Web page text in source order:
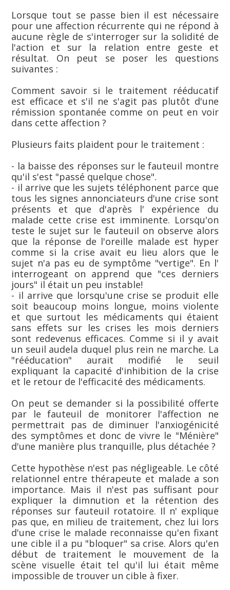
Lorsque tout se passe bien il est nécessaire
pour une affection récurrente qui ne répond à
aucune règle de s'interroger sur la solidité de
l'action et sur la relation entre geste et
résultat. On peut se poser les questions
suivantes :
Comment savoir si le traitement rééducatif
est efficace et s'il ne s'agit pas plutôt d'une
rémission spontanée comme on peut en voir
dans cette affection ?
Plusieurs faits plaident pour le traitement :
- la baisse des réponses sur le fauteuil montre
qu'il s'est "passé quelque chose".
- il arrive que les sujets téléphonent parce que
tous les signes annonciateurs d'une crise sont
présents et que d'après l' expérience du
malade cette crise est imminente. Lorsqu'on
teste le sujet sur le fauteuil on observe alors
que la réponse de l'oreille malade est hyper
comme si la crise avait eu lieu alors que le
sujet n'a pas eu de symptôme "vertige". En l'
interrogeant on apprend que "ces derniers
jours" il était un peu instable!
- il arrive que lorsqu'une crise se produit elle
soit beaucoup moins longue, moins violente
et que surtout les médicaments qui étaient
sans effets sur les crises les mois derniers
sont redevenus efficaces. Comme si il y avait
un seuil audela duquel plus rein ne marche. La
"rééducation" aurait modifié le seuil
expliquant la capacité d'inhibition de la crise
et le retour de l'efficacité des médicaments.
On peut se demander si la possibilité offerte
par le fauteuil de monitorer l'affection ne
permettrait pas de diminuer l'anxiogénicité
des symptômes et donc de vivre le "Ménière"
d'une manière plus tranquille, plus détachée ?
Cette hypothèse n'est pas négligeable. Le côté
relationnel entre thérapeute et malade a son
importance. Mais il n'est pas suffisant pour
expliquer la dimnution et la rétention des
réponses sur fauteuil rotatoire. Il n' explique
pas que, en milieu de traitement, chez lui lors
d'une crise le malade reconnaisse qu'en fixant
une cible il a pu "bloquer" sa crise. Alors qu'en
début de traitement le mouvement de la
scène visuelle était tel qu'il lui était même
impossible de trouver un cible à fixer.